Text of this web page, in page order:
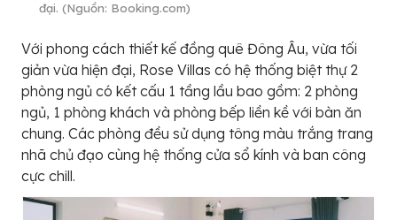
đại. (Nguồn: Booking.com)
Với phong cách thiết kế đồng quê Đông Âu, vừa tối
giản vừa hiện đại, Rose Villas có hệ thống biệt thự 2
phòng ngủ có kết cấu 1 tầng lầu bao gồm: 2 phòng
ngủ, 1 phòng khách và phòng bếp liền kề với bàn ăn
chung. Các phòng đều sử dụng tông màu trắng trang
nhã chủ đạo cùng hệ thống cửa sổ kính và ban công
cực chill.